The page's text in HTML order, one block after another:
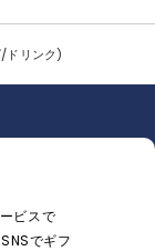
ドリンク)
ビスで
でギフ